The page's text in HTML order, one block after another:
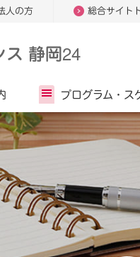
人の方 総合サイト
ス 静岡24
プログラム・ ス